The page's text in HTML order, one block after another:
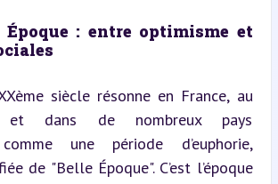
Époque : entre optimisme et
siècle résonne en France, au
et dans de nombreux pays
une période d’euphorie,
de "Belle Époque". C’est l’époque